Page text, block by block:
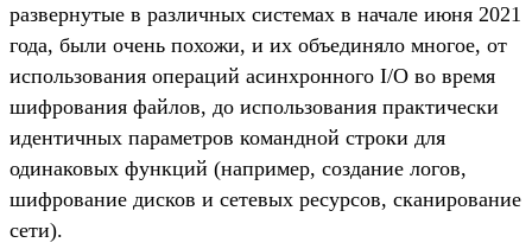
развернутые в различных системах в начале июня 2021
года, были очень похожи, и их объединяло многое, от
использования операций асинхронного I/O во время
шифрования файлов, до использования практически
идентичных параметров командной строки для
одинаковых функций (например, создание логов,
шифрование дисков и сетевых ресурсов, сканирование
сети).